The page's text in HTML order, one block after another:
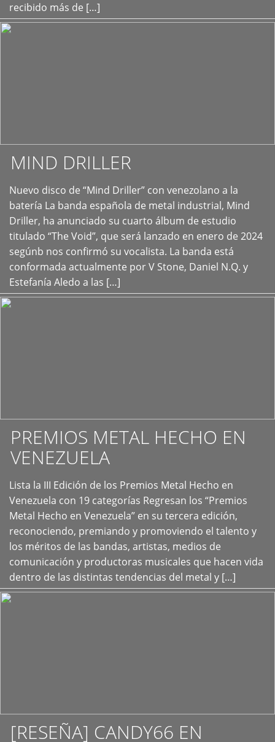
recibido más de […]
MIND DRILLER
Nuevo disco de “Mind Driller” con venezolano a la
batería La banda española de metal industrial, Mind
Driller, ha anunciado su cuarto álbum de estudio
titulado “The Void”, que será lanzado en enero de 2024
segúnb nos confirmó su vocalista. La banda está
conformada actualmente por V Stone, Daniel N.Q. y
Estefanía Aledo a las […]
+
PREMIOS METAL HECHO EN
VENEZUELA
Lista la III Edición de los Premios Metal Hecho en
Venezuela con 19 categorías Regresan los “Premios
Metal Hecho en Venezuela” en su tercera edición,
reconociendo, premiando y promoviendo el talento y
los méritos de las bandas, artistas, medios de
comunicación y productoras musicales que hacen vida
dentro de las distintas tendencias del metal y […]
+
[RESEÑA] CANDY66 EN